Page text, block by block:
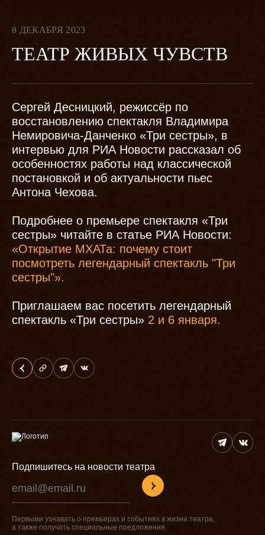
8 ДЕКАБРЯ 2023
ТЕАТР ЖИВЫХ ЧУВСТВ
Сергей Десницкий, режиссëр по
восстановлению спектакля Владимира
Немировича-Данченко «Три сестры», в
интервью для РИА Новости рассказал об
особенностях работы над классической
постановкой и об актуальности пьес
Антона Чехова.
Подробнее о премьере спектакля «Три
сестры» читайте в статье РИА Новости:
«Открытие МХАТа: почему стоит
посмотреть легендарный спектакль "Три
сестры"».
Приглашаем вас посетить легендарный
спектакль «Три сестры» 2 и 6 января.
Подпишитесь на новости театра
Первыми узнавать о премьерах и событиях в жизни театра,
а также получать специальные предложения.